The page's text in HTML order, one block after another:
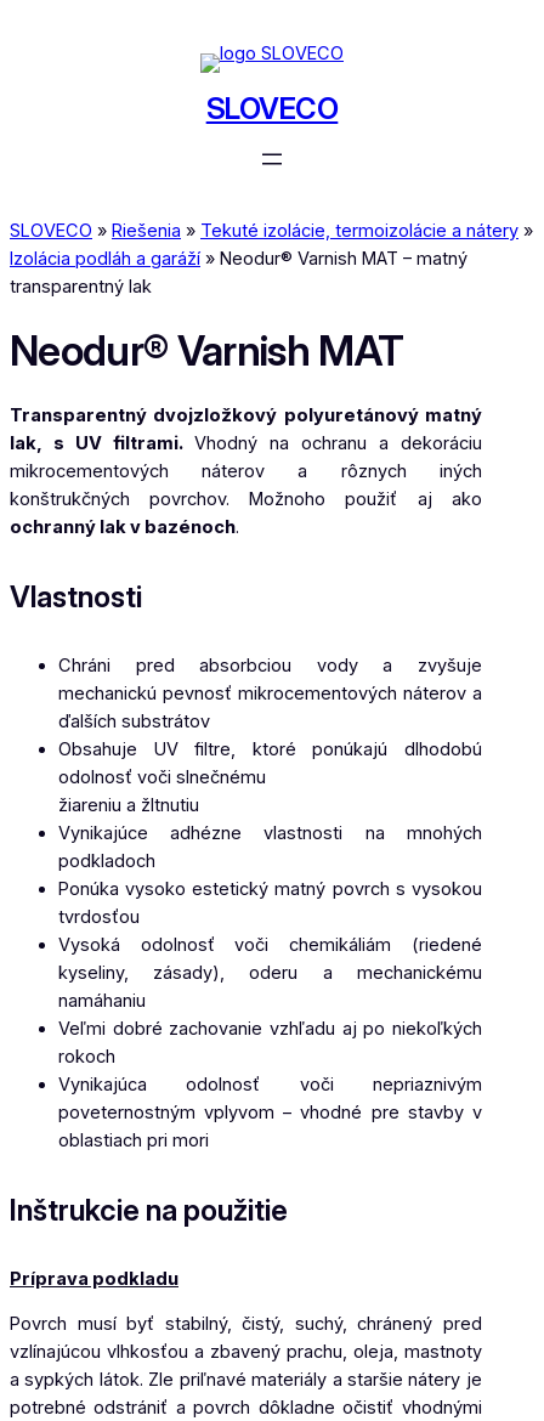
SLOVECO
SLOVECO » Riešenia » Tekuté izolácie, termoizolácie a nátery »
Izolácia podláh a garáží » Neodur® Varnish MAT – matný
transparentný lak
Neodur® Varnish MAT
Transparentný dvojzložkový polyuretánový matný
lak, s UV filtrami. Vhodný na ochranu a dekoráciu
mikrocementových náterov a rôznych iných
konštrukčných povrchov. Možnoho použiť aj ako
ochranný lak v bazénoch.
Vlastnosti
Chráni pred absorbciou vody a zvyšuje
mechanickú pevnosť mikrocementových náterov a
ďalších substrátov
Obsahuje UV filtre, ktoré ponúkajú dlhodobú
odolnosť voči slnečnému
žiareniu a žltnutiu
Vynikajúce adhézne vlastnosti na mnohých
podkladoch
Ponúka vysoko estetický matný povrch s vysokou
tvrdosťou
Vysoká odolnosť voči chemikáliám (riedené
kyseliny, zásady), oderu a mechanickému
namáhaniu
Veľmi dobré zachovanie vzhľadu aj po niekoľkých
rokoch
Vynikajúca odolnosť voči nepriaznivým
poveternostným vplyvom – vhodné pre stavby v
oblastiach pri mori
Inštrukcie na použitie
Príprava podkladu
Povrch musí byť stabilný, čistý, suchý, chránený pred
vzlínajúcou vlhkosťou a zbavený prachu, oleja, mastnoty
a sypkých látok. Zle priľnavé materiály a staršie nátery je
potrebné odstrániť a povrch dôkladne očistiť vhodnými